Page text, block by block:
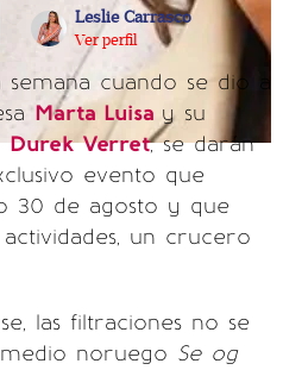
Leslie Carrasco
Ver perfil
cuando se dio a
Marta Luisa y su
Durek Verret, se darán
evento que
30 de agosto y que
un crucero
las filtraciones no se
noruego Se og